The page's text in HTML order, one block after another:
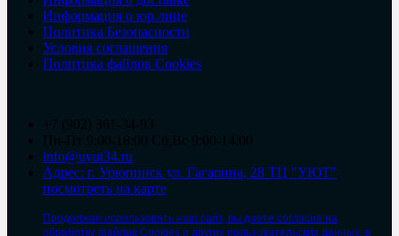
Информация о юр.лице
Политика Безопасности
Условия соглашения
Политика файлов Cookies
info@uyut34.ru
Адрес: г. Урюпинск ул. Гагарина, 28 ТЦ "УЮТ"
посмотреть на карте
Продолжая использовать наш сайт, вы даете согласие на
обработку файлов Cookies и других пользовательских данных, в